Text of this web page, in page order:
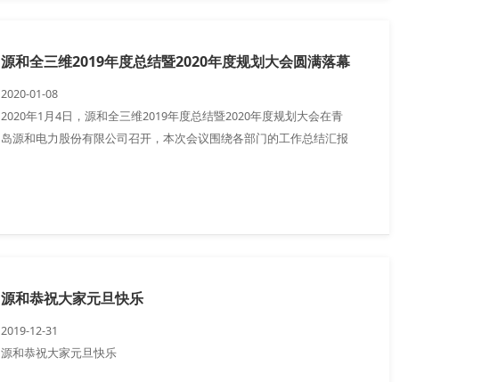
源和全三维2019年度总结暨2020年度规划大会圆满落幕
2020-01-08
2020年1月4日，源和全三维2019年度总结暨2020年度规划大会在青
岛源和电力股份有限公司召开，本次会议围绕各部门的工作总结汇报
源和恭祝大家元旦快乐
2019-12-31
源和恭祝大家元旦快乐